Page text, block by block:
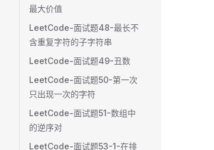
最大价值
LeetCode-面试题48-最长不
含重复字符的子字符串
LeetCode-面试题49-丑数
LeetCode-面试题50-第一次
只出现一次的字符
LeetCode-面试题51-数组中
的逆序对
LeetCode-面试题53-1-在排